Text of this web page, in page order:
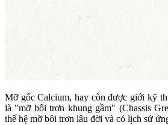
Mỡ gốc Calcium, hay còn được giới kỹ
là "mỡ bôi trơn khung gầm" (Chassis
thế hệ mỡ bôi trơn lâu đời và có lịch sử